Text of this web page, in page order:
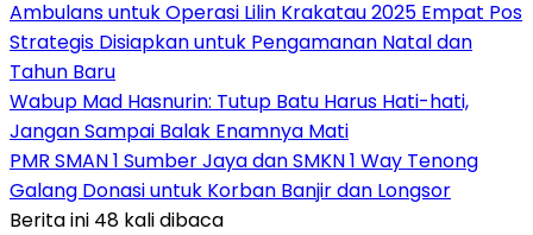
Ambulans untuk Operasi Lilin Krakatau 2025 Empat Pos
Strategis Disiapkan untuk Pengamanan Natal dan
Tahun Baru
Wabup Mad Hasnurin: Tutup Batu Harus Hati-hati,
Jangan Sampai Balak Enamnya Mati
PMR SMAN 1 Sumber Jaya dan SMKN 1 Way Tenong
Galang Donasi untuk Korban Banjir dan Longsor
Berita ini 48 kali dibaca